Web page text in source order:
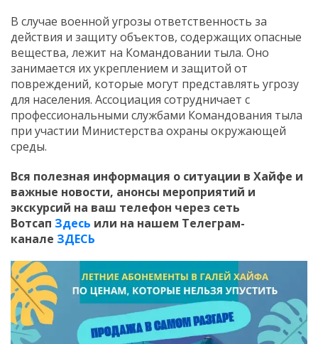
В случае военной угрозы ответственность за
действия и защиту объектов, содержащих опасные
вещества, лежит на Командовании тыла. Оно
занимается их укреплением и защитой от
повреждений, которые могут представлять угрозу
для населения. Ассоциация сотрудничает с
профессиональными службами Командования тыла
при участии Министерства охраны окружающей
среды.
Вся полезная информация о ситуации в Хайфе и
важные новости, анонсы мероприятий и
экскурсий на ваш телефон через сеть
Вотсап Здесь или на нашем Телеграм-
канале ЗДЕСЬ